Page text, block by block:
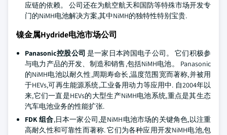
应链的依赖。 公司还在为航空航天和国防等特殊市场开发专
门的NiMH电池解决方案,其中NiMH的独特性特别宝贵.
镍金属Hydride电池市场公司
Panasonic控股公司 是一家日本跨国电子公司。 它们积极参
与电力产品的开发、制造和销售,包括NiMH电池。 Panasonic
的NiMH电池以耐久性,周期寿命长,温度范围宽而著称,并被用
于HEVs,可再生能源系统,工业备用动力等应用中. 自2004年以
来,它们一直是HEVs的大型生产NiMH电池系统,重点是其生态
汽车电池业务的性能扩张.
FDK 组合,日本一家公司,是NiMH电池市场的关键角色,以注重
高耐久性和可靠性而著称. 它们为各种应用开发NiMH电池,包